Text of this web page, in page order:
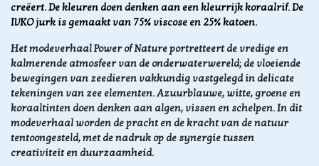
creëert. De kleuren doen denken aan een kleurrijk koraalrif. De
IVKO jurk is gemaakt van 75% viscose en 25% katoen.
Het modeverhaal Power of Natureportretteert de vredige en
kalmerende atmosfeer van de onderwaterwereld; de vloeiende
bewegingen van zeedieren vakkundig vastgelegd in delicate
tekeningen van zee elementen. Azuurblauwe, witte, groene en
koraaltinten doen denken aan algen, vissen en schelpen. In dit
modeverhaal worden de pracht en de kracht van de natuur
tentoongesteld, met de nadruk op de synergie tussen
creativiteit en duurzaamheid.